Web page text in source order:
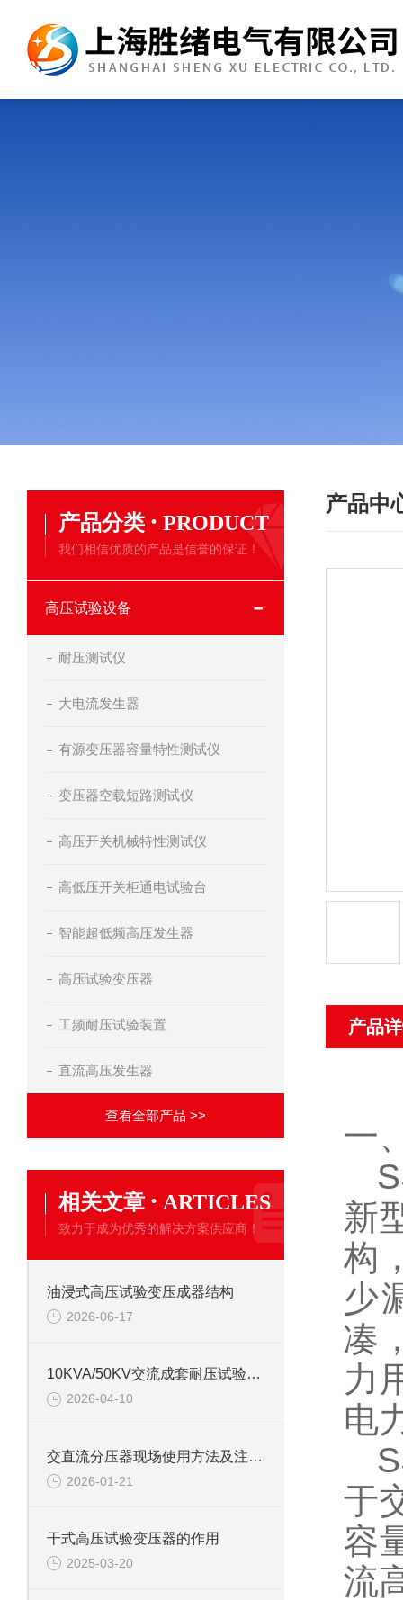
产品分类 · PRODUCT
我们相信优质的产品是信誉的保证！
高压试验设备
耐压测试仪
大电流发生器
有源变压器容量特性测试仪
变压器空载短路测试仪
高压开关机械特性测试仪
高低压开关柜通电试验台
智能超低频高压发生器
高压试验变压器
工频耐压试验装置
直流高压发生器
查看全部产品 >>
相关文章 · ARTICLES
致力于成为优秀的解决方案供应商！
油浸式高压试验变压成器结构
2026-06-17
10KVA/50KV交流成套耐压试验装置使用方法
2026-04-10
交直流分压器现场使用方法及注意事项
2026-01-21
干式高压试验变压器的作用
2025-03-20
产品中
产品
一
新
构
少
凑
力
电
于
容
流